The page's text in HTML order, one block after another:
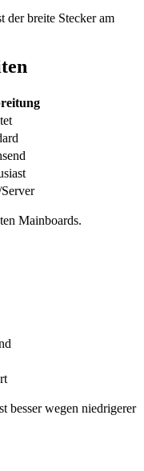
der breite Stecker am
Mainboards.
besser wegen niedrigerer